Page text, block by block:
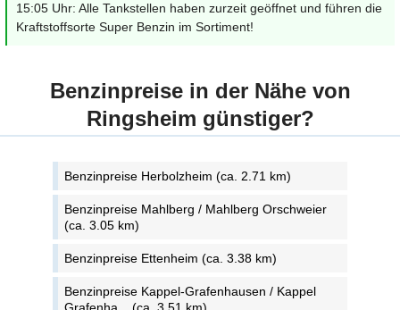
15:05 Uhr: Alle Tankstellen haben zurzeit geöffnet und führen die
Kraftstoffsorte Super Benzin im Sortiment!
Benzinpreise in der Nähe von
Ringsheim günstiger?
Benzinpreise Herbolzheim (ca. 2.71 km)
Benzinpreise Mahlberg / Mahlberg Orschweier
(ca. 3.05 km)
Benzinpreise Ettenheim (ca. 3.38 km)
Benzinpreise Kappel-Grafenhausen / Kappel